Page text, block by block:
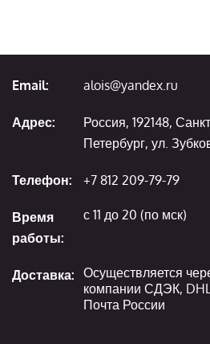
Email: alois@yandex.ru
Адрес:
Россия, 192148,
Петербург, ул.
Телефон: +7 812 209-79-79
Время
работы:
с 11 до 20 (по мск)
Доставка: Осуществляется
компании СДЭК,
Почта России